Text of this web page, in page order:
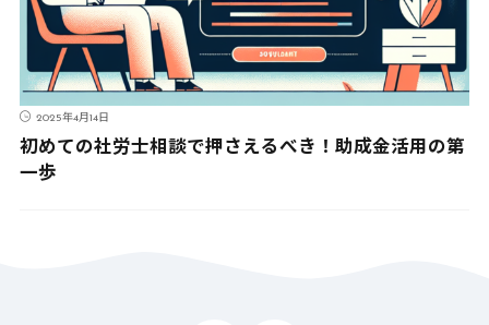
2025年4月14日
初めての社労士相談で押さえるべき！助成金活用の第
一歩